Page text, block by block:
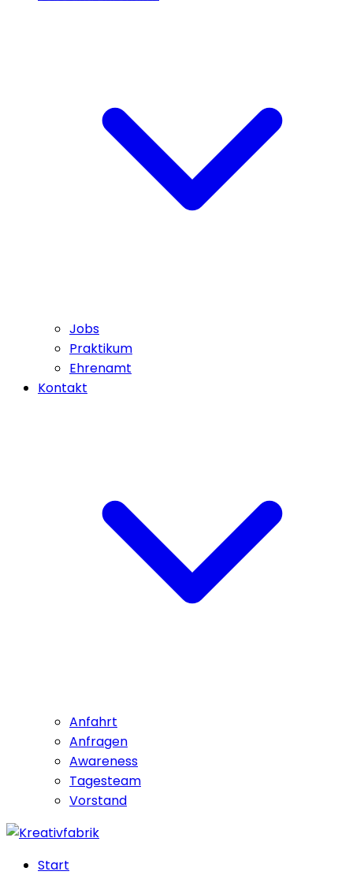
Jobs
Praktikum
Ehrenamt
Kontakt
Anfahrt
Anfragen
Awareness
Tagesteam
Vorstand
Start